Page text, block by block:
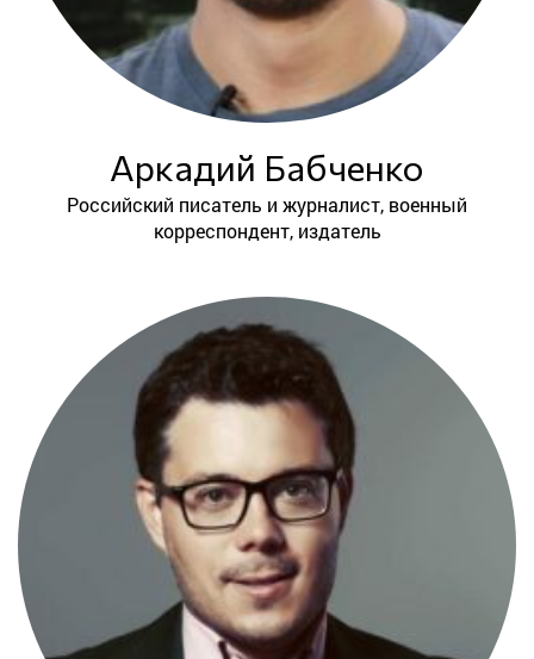
Аркадий Бабченко
Российский писатель и журналист, военный
корреспондент, издатель